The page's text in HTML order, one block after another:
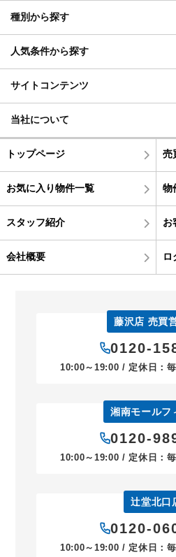
種別から探す
人気条件から探す
サイトコンテンツ
当社について
トップページ 売
お気に入り物件一覧 物
スタッフ紹介 お
会社概要 ロ
藤沢店 売買
0120-
10:00～19:00 / 定休日：
湘南モールフ
0120-
10:00～19:00 / 定休日：
辻堂北口
0120-
10:00～19:00 / 定休日：